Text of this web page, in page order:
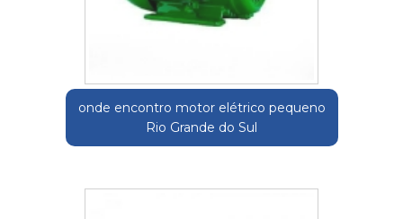
onde encontro motor elétrico pequeno
Rio Grande do Sul